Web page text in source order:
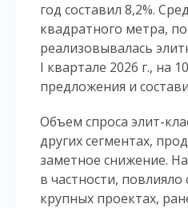
год составил 8,2%.
квадратного метра,
реализовывалась
I квартале 2026 г., на
предложения и
Объем спроса элит-
других сегментах,
заметное снижение.
в частности,
крупных проектах,